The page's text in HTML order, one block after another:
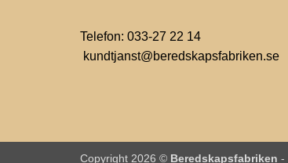
Telefon: 033-27 22 14
kundtjanst@beredskapsfabriken.se
Copyright 2026 © Beredskapsfabriken -